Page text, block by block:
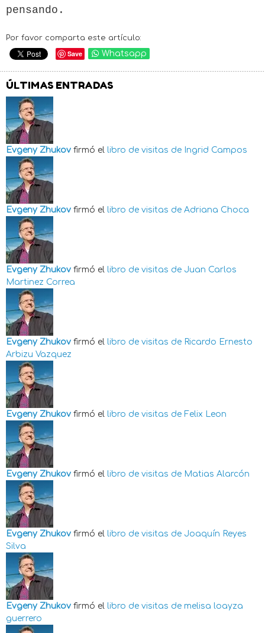
pensando.
Por favor comparta este artículo:
Save Whatsapp
ÚLTIMAS ENTRADAS
Evgeny Zhukov firmó el libro de visitas de Ingrid Campos
Evgeny Zhukov firmó el libro de visitas de Adriana Choca
Evgeny Zhukov firmó el libro de visitas de Juan Carlos
Martinez Correa
Evgeny Zhukov firmó el libro de visitas de Ricardo Ernesto
Arbizu Vazquez
Evgeny Zhukov firmó el libro de visitas de Felix Leon
Evgeny Zhukov firmó el libro de visitas de Matias Alarcón
Evgeny Zhukov firmó el libro de visitas de Joaquín Reyes
Silva
Evgeny Zhukov firmó el libro de visitas de melisa loayza
guerrero